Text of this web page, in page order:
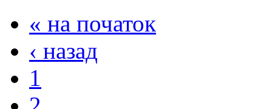
« на початок
‹ назад
1